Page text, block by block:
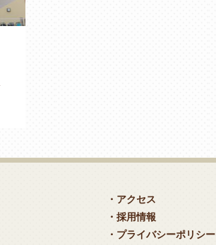
・アクセス
・採用情報
・プライバシーポリシー